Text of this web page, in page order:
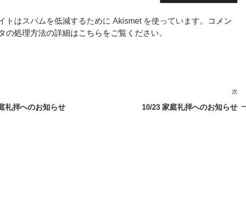
トはスパムを低減するために Akismet を使っています。
コメン
の処理方法の詳細はこちらをご覧ください。
礼拝へのお知らせ
次
の
次
10/23 家庭礼拝へのお知らせ